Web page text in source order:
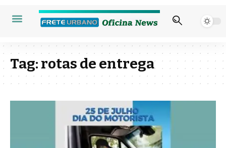
Tag:rotas de entrega